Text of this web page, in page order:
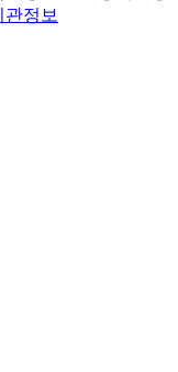
관정보